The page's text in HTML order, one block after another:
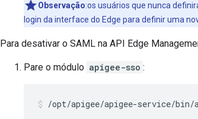
Observação:os usuários que nunca
login da interface do Edge para definir uma
Para desativar o SAML na API Edge
Pare o módulo apigee-sso :
/opt/apigee/apigee-service/bin/